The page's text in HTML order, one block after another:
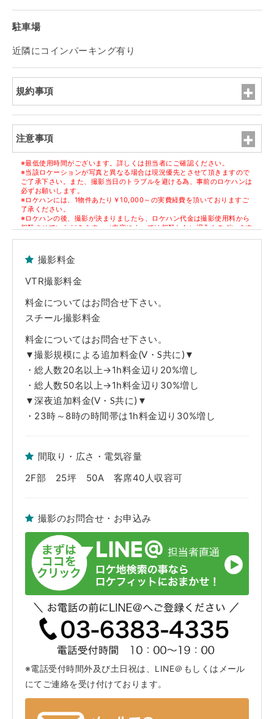
駐車場
近隣にコインパーキング有り
規約事項
注意事項
※最低使用時間がございます。詳しくは担当者にご確認ください。
※当該ロケーションが写真と異なる場合は現況優先とさせて頂きますので
ご了承下さい。また、撮影当日のトラブルを避ける為、事前のロケハンは
必ずお願いします。
※ロケハンには、1物件あたり￥10,000～の実費経費を頂いておりますご
了承ください。
※ロケハンの後、撮影が決まりましたら、ロケハン代金は撮影使用料から
相殺させていただきます。（内容によっては相殺しない場合もございます
■原状回復
※躯体・設備・什器・内装・家具・備品等の破損や汚損につきましては、
ト及びロケハウスの実営業に支障がでた場合、その休業補償も併せて請求
させていただきます。
※当該Webサイト上のロケセット及びロケハウスの写真は弊社担当者が、
取材時に撮影した時のものです。躯体・設備・什器・内装・家具・備品等
の仕様・配置に関しましては現状を優先とさせていただきます。ご了承く
ださい。
※弊社管理ロケセット及びロケハウス使用中に発生した不測の事故や、天
変地異、火災、盗難および近隣工事等の騒音等で使用者側に生じた人・
物・時間・金銭的な損害につきましては一切の責任を負えませんので予め
ご了承下さい。
撮影料金
VTR撮影料金
料金についてはお問合せ下さい。
スチール撮影料金
料金についてはお問合せ下さい。
▼撮影規模による追加料金(V・S共に)▼
・総人数20名以上→1h料金辺り20%増し
・総人数50名以上→1h料金辺り30%増し
▼深夜追加料金(V・S共に)▼
・23時～8時の時間帯は1h料金辺り30%増し
間取り・広さ・電気容量
2F部 25坪 50A 客席40人収容可
撮影のお問合せ・お申込み
※電話受付時間外及び土日祝は、LINE＠もしくはメール
にてご連絡を受け付けております。